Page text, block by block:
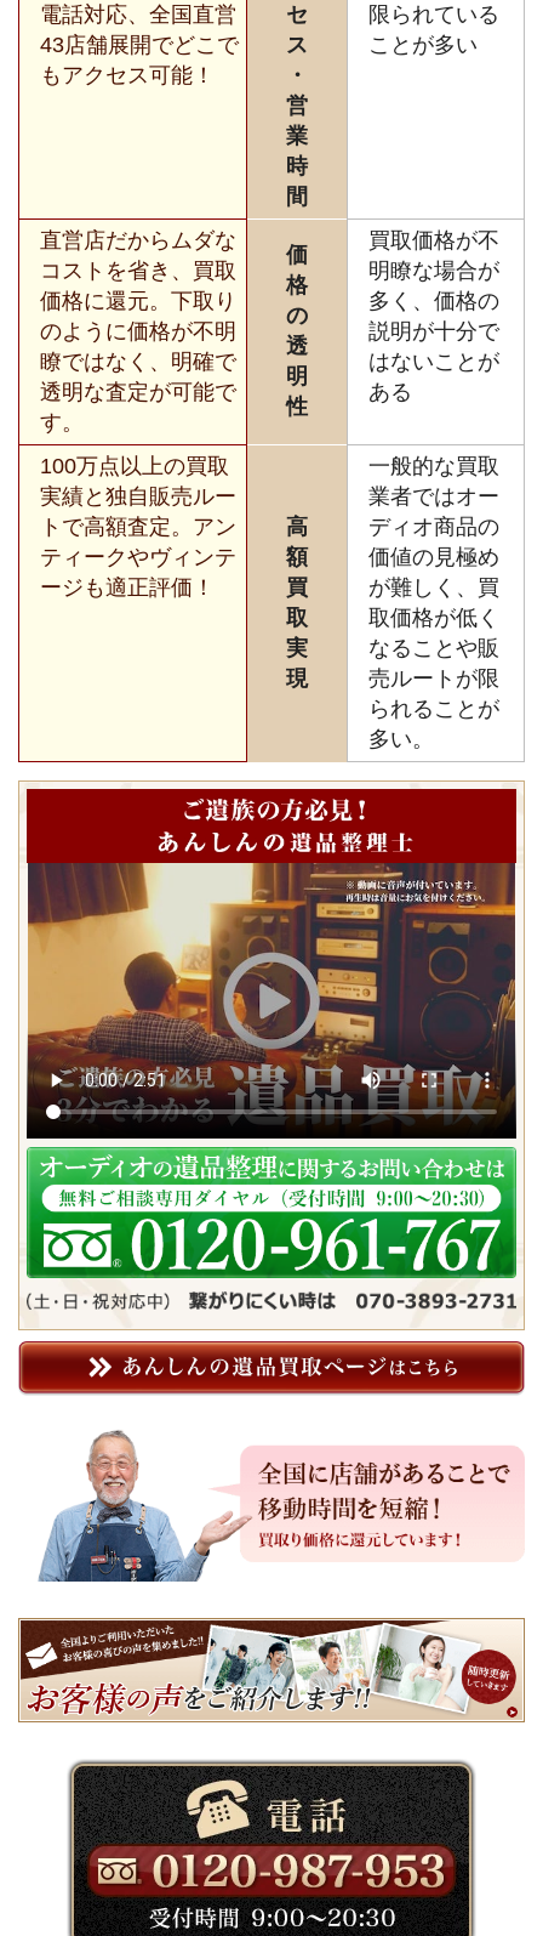
電話対応、全国直営
43店舗展開でどこで
もアクセス可能！
セ
ス
・
営
業
時
間
限られている
ことが多い
直営店だからムダな
コストを省き、買取
価格に還元。下取り
のように価格が不明
瞭ではなく、明確で
透明な査定が可能で
す。
価
格
の
透
明
性
買取価格が不
明瞭な場合が
多く、価格の
説明が十分で
はないことが
ある
100万点以上の買取
実績と独自販売ルー
トで高額査定。アン
ティークやヴィンテ
ージも適正評価！
高
額
買
取
実
現
一般的な買取
業者ではオー
ディオ商品の
価値の見極め
が難しく、買
取価格が低く
なることや販
売ルートが限
られることが
多い。